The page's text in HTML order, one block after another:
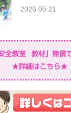
2026.05.21